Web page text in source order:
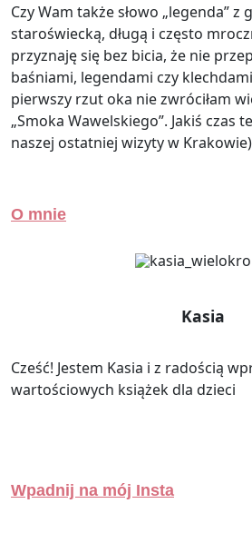
Czy Wam także słowo „legenda” z
staroświecką, długą i często
przyznaję się bez bicia, że nie
baśniami, legendami czy
pierwszy rzut oka nie zwróciłam
„Smoka Wawelskiego”. Jakiś czas
naszej ostatniej wizyty w
O mnie
Kasia
Cześć! Jestem Kasia i z radością
wartościowych książek dla dzieci
Wpadnij na mój Insta